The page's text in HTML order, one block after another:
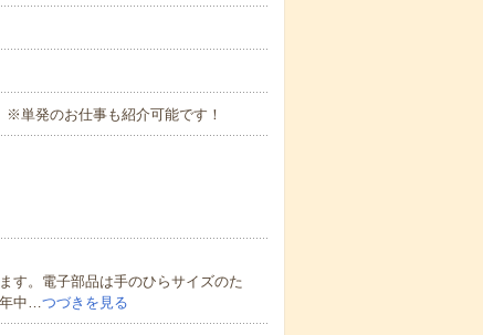
単発のお仕事も紹介可能です！
す。電子部品は手のひらサイズのた
中… つづきを見る